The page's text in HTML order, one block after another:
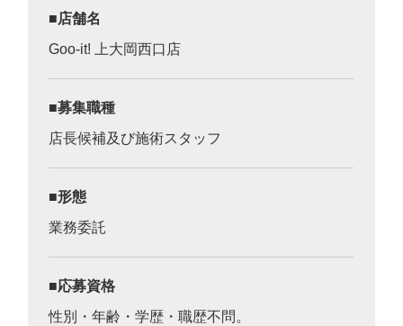
店舗名
Goo-it! 上大岡西口店
募集職種
店長候補及び施術スタッフ
形態
業務委託
応募資格
性別・年齢・学歴・職歴不問。